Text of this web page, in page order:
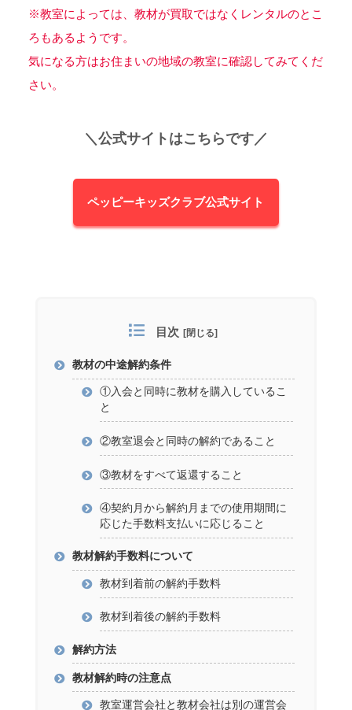
※教室によっては、教材が買取ではなくレンタルのとこ
ろもあるようです。
気になる方はお住まいの地域の教室に確認してみてくだ
さい。
＼公式サイトはこちらです／
ペッピーキッズクラブ公式サイト
目次
教材の中途解約条件
①入会と同時に教材を購入しているこ
と
②教室退会と同時の解約であること
③教材をすべて返還すること
④契約月から解約月までの使用期間に
応じた手数料支払いに応じること
教材解約手数料について
教材到着前の解約手数料
教材到着後の解約手数料
解約方法
教材解約時の注意点
教室運営会社と教材会社は別の運営会